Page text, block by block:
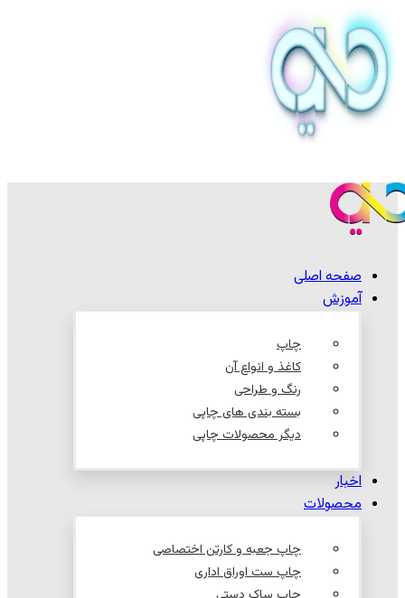
صفحه اصلی
آموزش
چاپ
کاغذ و انواع آن
رنگ و طراحی
بسته بندی های چاپی
دیگر محصولات چاپی
اخبار
محصولات
چاپ جعبه و کارتن اختصاصی
چاپ ست اوراق اداری